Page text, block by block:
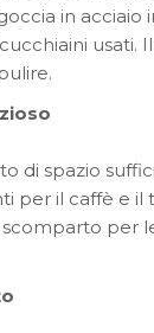
in acciaio
usati.
di spazio
per il caffè e
scomparto per